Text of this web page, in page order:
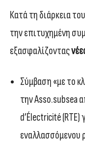
Κατά τη διάρκεια
την επιτυχημένη
εξασφαλίζοντας
Σύμβαση «με το
την Asso.subsea
d’Électricité
εναλλασσόμενου